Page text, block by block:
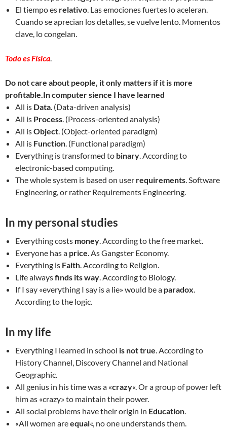
El tiempo es relativo. Las emociones fuertes lo aceleran.
Cuando se aprecian los detalles, se vuelve lento. Momentos
clave, lo congelan.
Todo es Física.
Do not care about people, it only matters if it is more
profitable.In computer sience I have learned
All is Data. (Data-driven analysis)
All is Process. (Process-oriented analysis)
All isObject. (Object-oriented paradigm)
All is Function. (Functional paradigm)
Everything is transformed to binary. According to
electronic-based computing.
The whole system is based on user requirements. Software
Engineering, or rather Requirements Engineering.
In my personal studies
Everything costs money. According to the free market.
Everyone has a price. As Gangster Economy.
Everything is Faith. According to Religion.
Life alwaysfinds its way. According to Biology.
If I say «everything I say is a lie» would be a paradox.
According to the logic.
In my life
Everything I learned in school is not true. According to
History Channel, Discovery Channel and National
Geographic.
All genius in his time was a «crazy«. Or a group of power left
him as «crazy» to maintain their power.
All social problems have their origin in Education.
«All women areequal«, no one understands them.